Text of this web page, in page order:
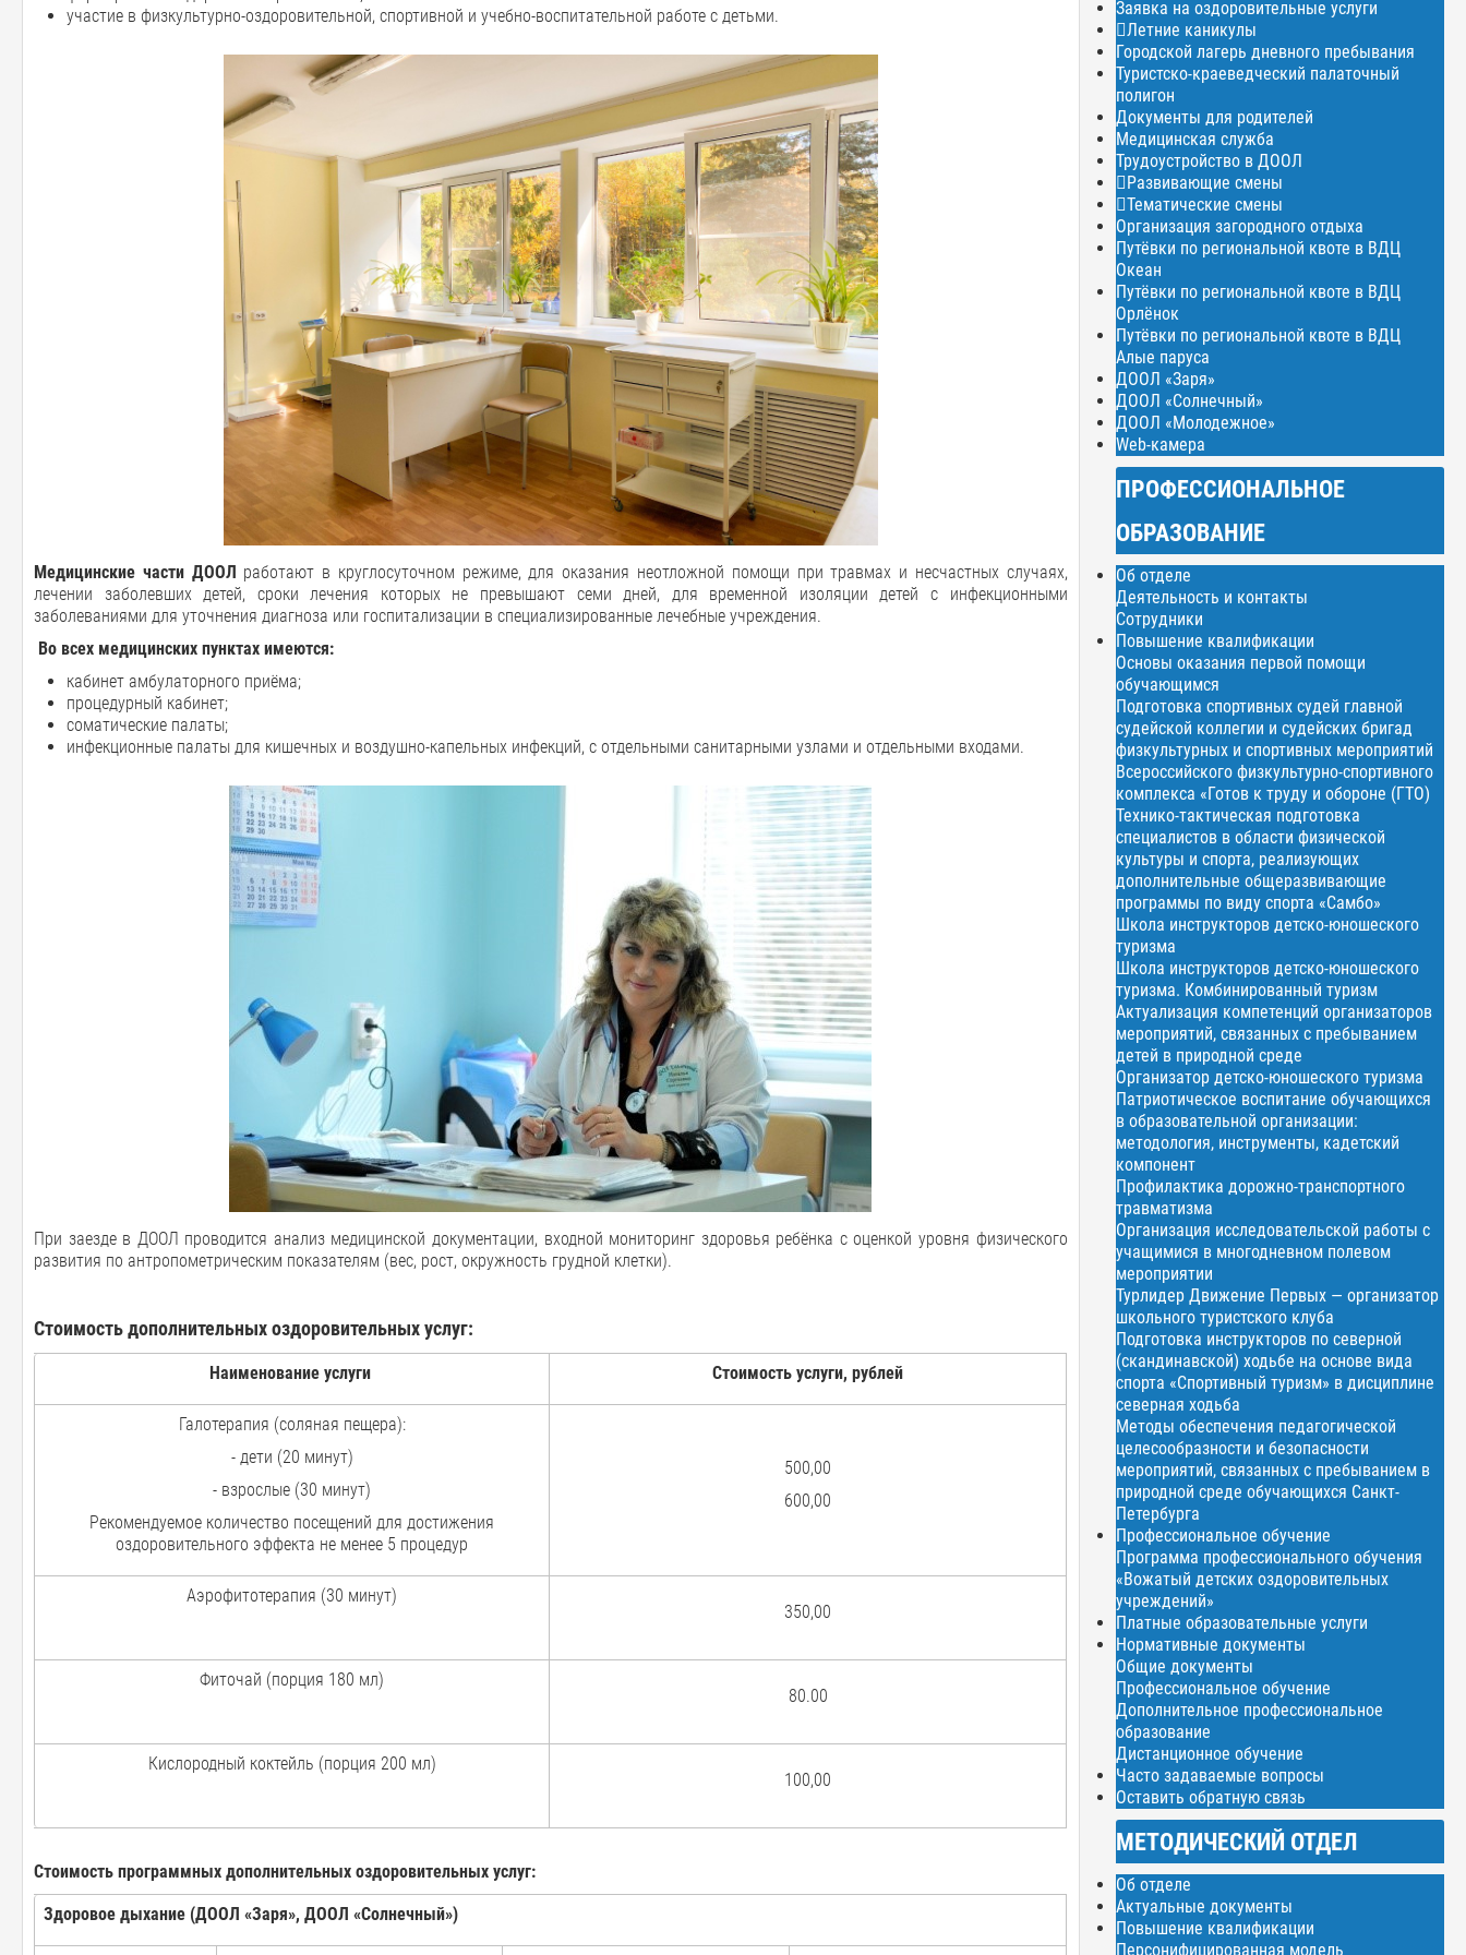
участие в физкультурно-оздоровительной, спортивной и учебно-воспитательной работе с детьми.
Медицинские части ДООЛ работают в круглосуточном режиме, для оказания неотложной помощи при травмах и несчастных случаях,
лечении заболевших детей, сроки лечения которых не превышают семи дней, для временной изоляции детей с инфекционными
заболеваниями для уточнения диагноза или госпитализации в специализированные лечебные учреждения.
Во всех медицинских пунктах имеются:
кабинет амбулаторного приёма;
процедурный кабинет;
соматические палаты;
инфекционные палаты для кишечных и воздушно-капельных инфекций, с отдельными санитарными узлами и отдельными входами.
При заезде в ДООЛ проводится анализ медицинской документации, входной мониторинг здоровья ребёнка с оценкой уровня физического
развития по антропометрическим показателям (вес, рост, окружность грудной клетки).
Стоимость дополнительных оздоровительных услуг:
Наименование услуги Стоимость услуги, рублей
Галотерапия (соляная пещера):
- дети (20 минут)
- взрослые (30 минут)
Рекомендуемое количество посещений для достижения
оздоровительного эффекта не менее 5 процедур
500,00
600,00
Аэрофитотерапия (30 минут)
350,00
Фиточай (порция 180 мл)
80.00
Кислородный коктейль (порция 200 мл)
100,00
Стоимость программных дополнительных оздоровительных услуг:
Здоровое дыхание (ДООЛ «Заря», ДООЛ «Солнечный»)
Заявка на оздоровительные услуги
Летние каникулы
Городской лагерь дневного пребывания
Туристско-краеведческий палаточный
полигон
Документы для родителей
Медицинская служба
Трудоустройство в ДООЛ
Развивающие смены
Тематические смены
Организация загородного отдыха
Путёвки по региональной квоте в ВДЦ
Океан
Путёвки по региональной квоте в ВДЦ
Орлёнок
Путёвки по региональной квоте в ВДЦ
Алые паруса
ДООЛ «Заря»
ДООЛ «Солнечный»
ДООЛ «Молодежное»
Web-камера
ПРОФЕССИОНАЛЬНОЕ
ОБРАЗОВАНИЕ
Об отделе
Деятельность и контакты
Сотрудники
Повышение квалификации
Основы оказания первой помощи
обучающимся
Подготовка спортивных судей главной
судейской коллегии и судейских бригад
физкультурных и спортивных мероприятий
Всероссийского физкультурно-спортивного
комплекса «Готов к труду и обороне (ГТО)
Технико-тактическая подготовка
специалистов в области физической
культуры и спорта, реализующих
дополнительные общеразвивающие
программы по виду спорта «Самбо»
Школа инструкторов детско-юношеского
туризма
Школа инструкторов детско-юношеского
туризма. Комбинированный туризм
Актуализация компетенций организаторов
мероприятий, связанных с пребыванием
детей в природной среде
Организатор детско-юношеского туризма
Патриотическое воспитание обучающихся
в образовательной организации:
методология, инструменты, кадетский
компонент
Профилактика дорожно-транспортного
травматизма
Организация исследовательской работы с
учащимися в многодневном полевом
мероприятии
Турлидер Движение Первых — организатор
школьного туристского клуба
Подготовка инструкторов по северной
(скандинавской) ходьбе на основе вида
спорта «Спортивный туризм» в дисциплине
северная ходьба
Методы обеспечения педагогической
целесообразности и безопасности
мероприятий, связанных с пребыванием в
природной среде обучающихся Санкт-
Петербурга
Профессиональное обучение
Программа профессионального обучения
«Вожатый детских оздоровительных
учреждений»
Платные образовательные услуги
Нормативные документы
Общие документы
Профессиональное обучение
Дополнительное профессиональное
образование
Дистанционное обучение
Часто задаваемые вопросы
Оставить обратную связь
МЕТОДИЧЕСКИЙ ОТДЕЛ
Об отделе
Актуальные документы
Повышение квалификации
Персонифицированная модель